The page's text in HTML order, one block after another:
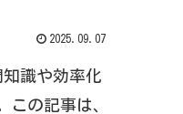
2025.09.07
識や効率化
の記事は、